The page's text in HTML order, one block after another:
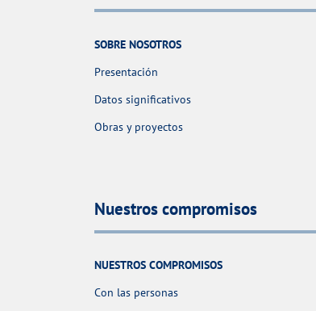
SOBRE NOSOTROS
Presentación
Datos significativos
Obras y proyectos
Nuestros compromisos
NUESTROS COMPROMISOS
Con las personas